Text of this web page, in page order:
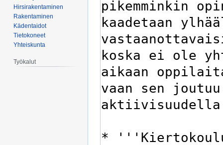
Hirsirakentaminen
Rakentaminen
Kädentaidot
Tietokoneet
Yhteiskunta
Työkalut